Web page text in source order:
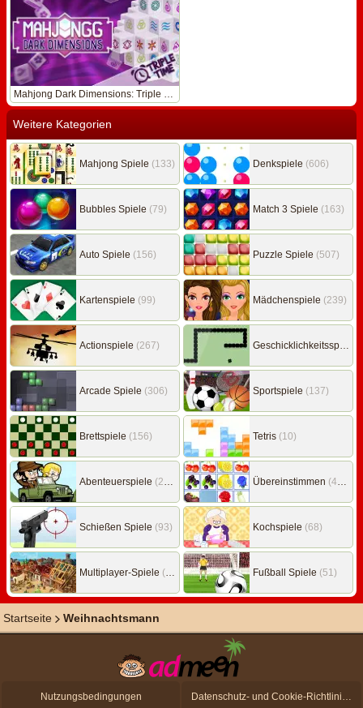
Mahjong Dark Dimensions: Triple Time
Weitere Kategorien
Mahjong Spiele (133) Denkspiele (606)
Bubbles Spiele (79) Match 3 Spiele (163)
Auto Spiele (156) Puzzle Spiele (507)
Kartenspiele (99) Mädchenspiele (239)
Actionspiele (267) Geschicklichkeitsspiele
Arcade Spiele (306) Sportspiele (137)
Brettspiele (156) Tetris (10)
Abenteuerspiele (217) Übereinstimmen (453)
Schießen Spiele (93) Kochspiele (68)
Multiplayer-Spiele (149) Fußball Spiele (51)
Startseite Weihnachtsmann
Nutzungsbedingungen Datenschutz- und Cookie-Richtlinien